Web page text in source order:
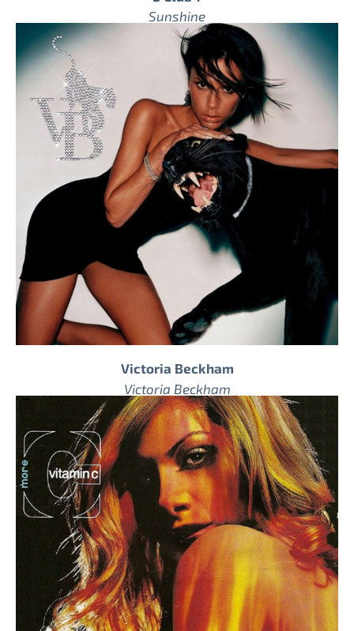
Sunshine
Victoria Beckham
Victoria Beckham